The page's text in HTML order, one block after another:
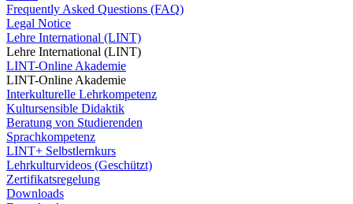
Frequently Asked Questions (FAQ)
Legal Notice
Lehre International (LINT)
Lehre International (LINT)
LINT-Online Akademie
LINT-Online Akademie
Interkulturelle Lehrkompetenz
Kultursensible Didaktik
Beratung von Studierenden
Sprachkompetenz
LINT+ Selbstlernkurs
Lehrkulturvideos (Geschützt)
Zertifikatsregelung
Downloads